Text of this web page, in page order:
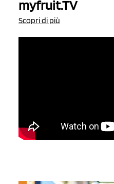
myfruit.TV
Scopri di più